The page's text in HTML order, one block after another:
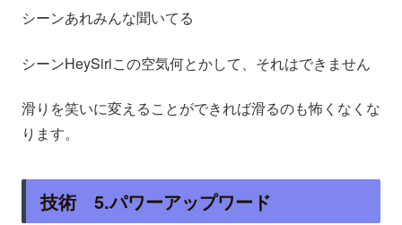
シーンあれみんな聞いてる
シーンHeySiriこの空気何とかして、それはできません
滑りを笑いに変えることができれば滑るのも怖くなくな
ります。
技術 5.パワーアップワード